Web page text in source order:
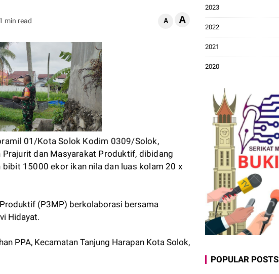
1 min read A A
01/Kota Solok Kodim 0309/Solok,
dan Masyarakat Produktif, dibidang
15000 ekor ikan nila dan luas kolam 20 x
(P3MP) berkolaborasi bersama
Hidayat.
PPA, Kecamatan Tanjung Harapan Kota Solok,
2023
2022
2021
2020
POPULAR POSTS